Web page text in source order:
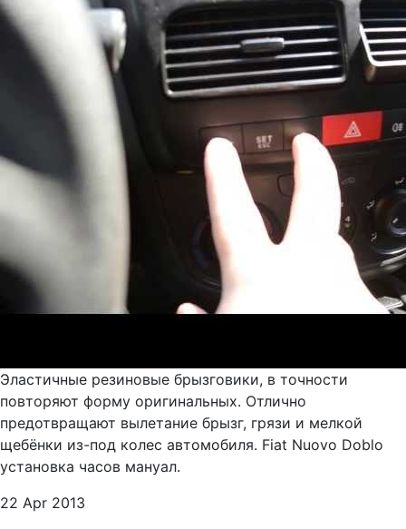
Эластичные резиновые брызговики, в точности
повторяют форму оригинальных. Отлично
предотвращают вылетание брызг, грязи и мелкой
щебёнки из-под колес автомобиля. Fiat Nuovo Doblo
установка часов мануал.
22 Apr 2013